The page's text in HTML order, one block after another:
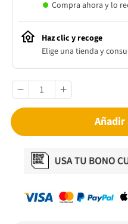
Compra ahora y lo
Haz clic y recoge
Elige una tienda y
Añadir